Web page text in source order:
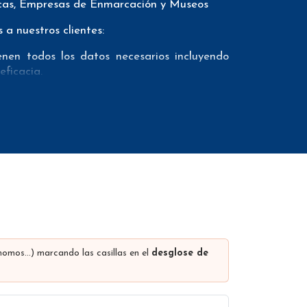
Empresas de Enmarcación y Museos
nuestros clientes:
todos los datos necesarios incluyendo
marketing. Además ofrecemos el conteo
descuentos se realizan dependiendo del
los filtros que se encuentran en la parte
marcando las casillas en el desglose de